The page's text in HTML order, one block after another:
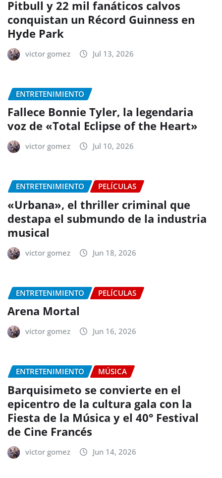
Pitbull y 22 mil fanáticos calvos
conquistan un Récord Guinness en
Hyde Park
victor gomez Jul 13, 2026
ENTRETENIMIENTO
Fallece Bonnie Tyler, la legendaria
voz de «Total Eclipse of the Heart»
victor gomez Jul 10, 2026
ENTRETENIMIENTO PELÍCULAS
«Urbana», el thriller criminal que
destapa el submundo de la industria
musical
victor gomez Jun 18, 2026
ENTRETENIMIENTO PELÍCULAS
Arena Mortal
victor gomez Jun 16, 2026
ENTRETENIMIENTO MÚSICA
Barquisimeto se convierte en el
epicentro de la cultura gala con la
Fiesta de la Música y el 40° Festival
de Cine Francés
victor gomez Jun 14, 2026